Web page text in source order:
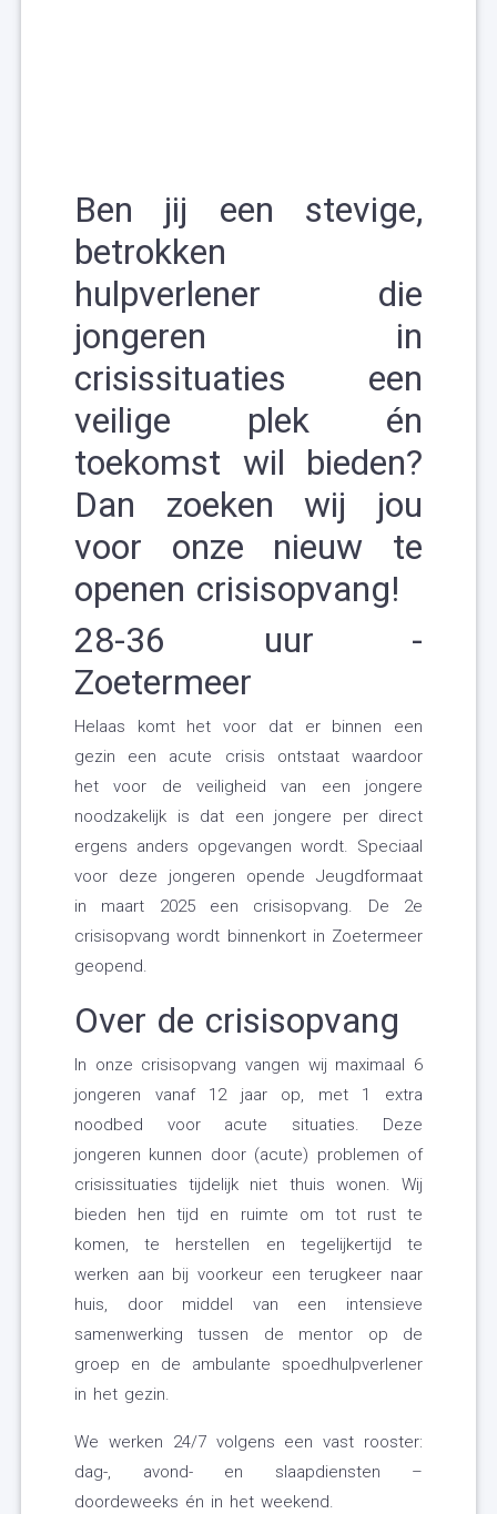
Ben jij een stevige,
betrokken
hulpverlener die
jongeren in
crisissituaties een
veilige plek én
toekomst wil bieden?
Dan zoeken wij jou
voor onze nieuw te
openen crisisopvang!
28-36 uur -
Zoetermeer
Helaas komt het voor dat er binnen een
gezin een acute crisis ontstaat waardoor
het voor de veiligheid van een jongere
noodzakelijk is dat een jongere per direct
ergens anders opgevangen wordt. Speciaal
voor deze jongeren opende Jeugdformaat
in maart 2025 een crisisopvang. De 2e
crisisopvang wordt binnenkort in Zoetermeer
geopend.
Over de crisisopvang
In onze crisisopvang vangen wij maximaal 6
jongeren vanaf 12 jaar op, met 1 extra
noodbed voor acute situaties. Deze
jongeren kunnen door (acute) problemen of
crisissituaties tijdelijk niet thuis wonen. Wij
bieden hen tijd en ruimte om tot rust te
komen, te herstellen en tegelijkertijd te
werken aan bij voorkeur een terugkeer naar
huis, door middel van een intensieve
samenwerking tussen de mentor op de
groep en de ambulante spoedhulpverlener
in het gezin.
We werken 24/7 volgens een vast rooster:
dag-, avond- en slaapdiensten –
doordeweeks én in het weekend.